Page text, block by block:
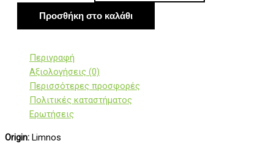
Προσθήκη στο καλάθι
Περιγραφή
Αξιολογήσεις (0)
Περισσότερες προσφορές
Πολιτικές καταστήματος
Ερωτήσεις
Origin: Limnos